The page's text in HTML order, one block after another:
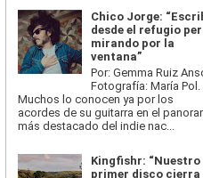
Chico Jorge:
desde el refugio
mirando por la
ventana”
Por: Gemma Ruiz
Fotografía: María Pol.
Muchos lo conocen ya por los
acordes de su guitarra en el
más destacado del indie nac...
Kingfishr: “Nuestro
primer disco cierra